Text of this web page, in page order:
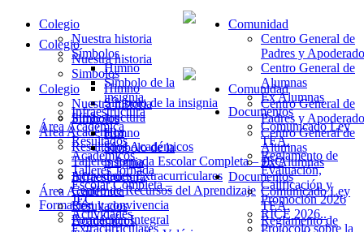
Colegio
Nuestra historia
Símbolos
Himno
Símbolo de la
insignia
Infraestructura
Área Académica
Resultados
Académicos
Comunidad
Centro General de
Padres y
Centro General de
Alumnas
Ex Alumnas
Documentos
Comunicado Ley
TEA.
Reglamento de
Colegio
Nuestra historia
Símbolos
Himno
Símbolo de la
insignia
Infraestructura
Área Académica
Resultados
Académicos
Talleres Jornada
Escolar Completa –
JEC
Actividades
Extracurriculares
Comunidad
Centro General de
Padres y
Centro General de
Alumnas
Ex Alumnas
Documentos
Comunicado Ley
TEA.
Reglamento de
Evaluación,
Calificación y
Promoción 2026
RICE 2026..
Protocolo sobre la
Colegio
Nuestra historia
Simbolos
Himno
Símbolo de la insignia
Infraestructura
Área Académica
Resultados Académicos
Talleres Jornada Escolar Completa – JEC
Actividades Extracurriculares
Centro de Recursos del Aprendizaje
Formación y convivencia
Formación Integral